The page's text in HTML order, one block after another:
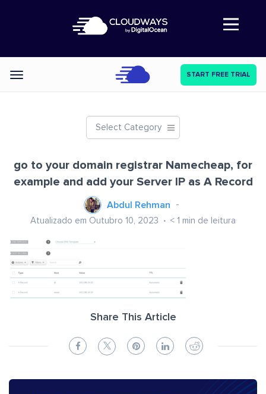
Abre a navegação
Categories START FREE TRIAL
Select Category
go to your domain registrar Namecheap, for
example and add your Server IP as A Record
Abdul Rehman
Atualizado em Outubro 10, 2023 < 1 min de leitura
Share This Article